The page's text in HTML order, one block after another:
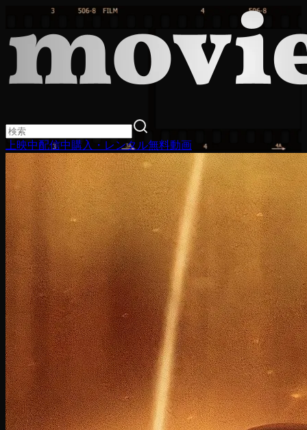
上映中配信中購入・レンタル無料動画